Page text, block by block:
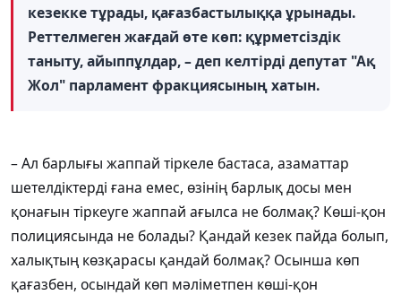
кезекке тұрады, қағазбастылыққа ұрынады.
Реттелмеген жағдай өте көп: құрметсіздік
таныту, айыппұлдар, – деп келтірді депутат "Ақ
Жол" парламент фракциясының хатын.
– Ал барлығы жаппай тіркеле бастаса, азаматтар
шетелдіктерді ғана емес, өзінің барлық досы мен
қонағын тіркеуге жаппай ағылса не болмақ? Көші-қон
полициясында не болады? Қандай кезек пайда болып,
халықтың көзқарасы қандай болмақ? Осынша көп
қағазбен, осындай көп мәліметпен көші-қон